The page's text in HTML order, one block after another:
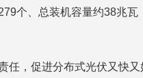
个、总装机容量约38兆瓦
任，促进分布式光伏又快